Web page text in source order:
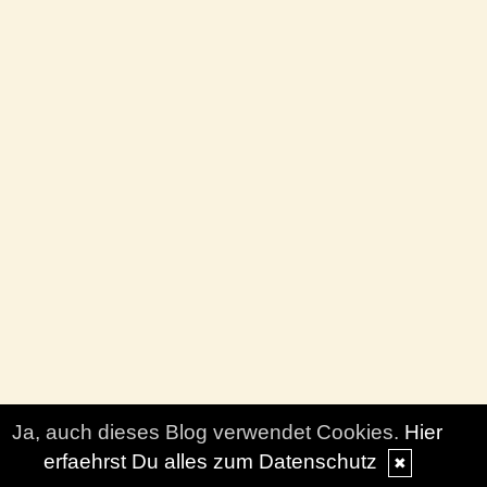
Ja, auch dieses Blog verwendet Cookies. Hier
erfaehrst Du alles zum Datenschutz
✖